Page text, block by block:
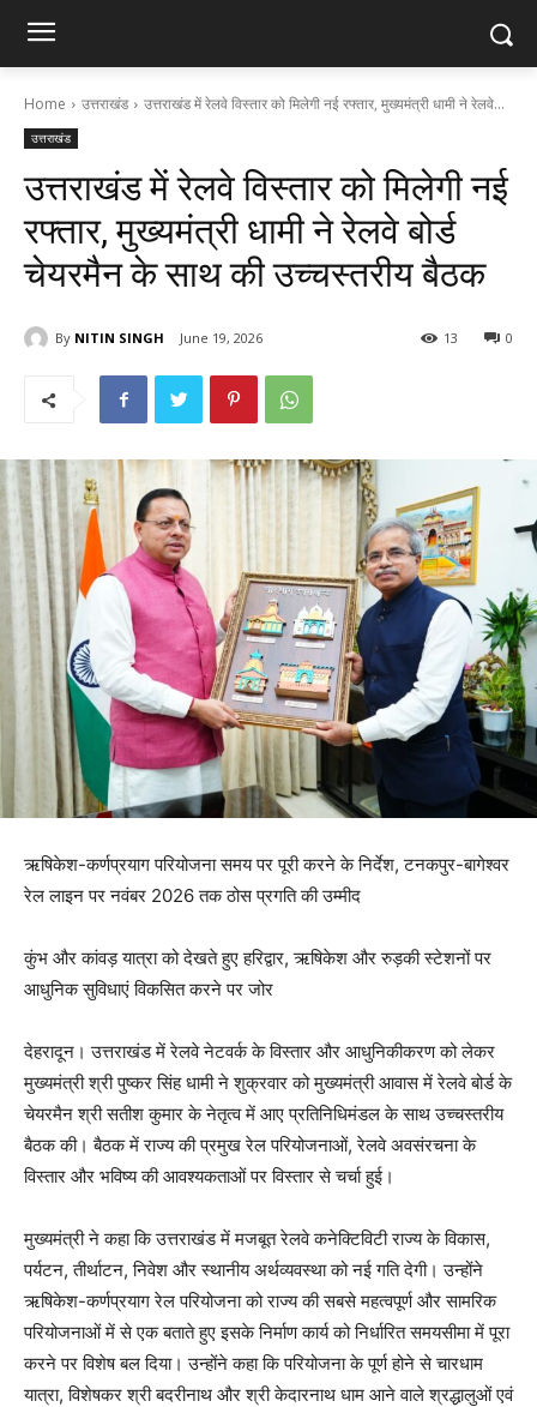
Home उत्तराखंड उत्तराखंड में रेलवे विस्तार को मिलेगी नई रफ्तार, मुख्यमंत्री धामी ने रेलवे...
उत्तराखंड
उत्तराखंड में रेलवे विस्तार को मिलेगी नई
रफ्तार, मुख्यमंत्री धामी ने रेलवे बोर्ड
चेयरमैन के साथ की उच्चस्तरीय बैठक
By NITIN SINGH June 19, 2026 0
13
ऋषिकेश-कर्णप्रयाग परियोजना समय पर पूरी करने के निर्देश, टनकपुर-बागेश्वर
रेल लाइन पर नवंबर 2026 तक ठोस प्रगति की उम्मीद
कुंभ और कांवड़ यात्रा को देखते हुए हरिद्वार, ऋषिकेश और रुड़की स्टेशनों पर
आधुनिक सुविधाएं विकसित करने पर जोर
देहरादून। उत्तराखंड में रेलवे नेटवर्क के विस्तार और आधुनिकीकरण को लेकर
मुख्यमंत्री श्री पुष्कर सिंह धामी ने शुक्रवार को मुख्यमंत्री आवास में रेलवे बोर्ड के
चेयरमैन श्री सतीश कुमार के नेतृत्व में आए प्रतिनिधिमंडल के साथ उच्चस्तरीय
बैठक की। बैठक में राज्य की प्रमुख रेल परियोजनाओं, रेलवे अवसंरचना के
विस्तार और भविष्य की आवश्यकताओं पर विस्तार से चर्चा हुई।
मुख्यमंत्री ने कहा कि उत्तराखंड में मजबूत रेलवे कनेक्टिविटी राज्य के विकास,
पर्यटन, तीर्थाटन, निवेश और स्थानीय अर्थव्यवस्था को नई गति देगी। उन्होंने
ऋषिकेश-कर्णप्रयाग रेल परियोजना को राज्य की सबसे महत्वपूर्ण और सामरिक
परियोजनाओं में से एक बताते हुए इसके निर्माण कार्य को निर्धारित समयसीमा में पूरा
करने पर विशेष बल दिया। उन्होंने कहा कि परियोजना के पूर्ण होने से चारधाम
यात्रा, विशेषकर श्री बदरीनाथ और श्री केदारनाथ धाम आने वाले श्रद्धालुओं एवं